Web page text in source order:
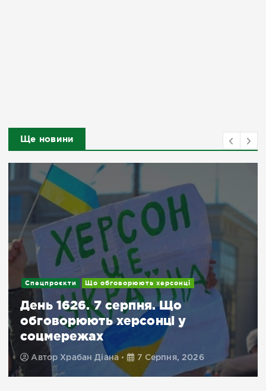
Ще новини
Спецпроєкти Що обговорюють херсонці
День 1626. 7 серпня. Що
обговорюють херсонці у
соцмережах
Автор Храбан Діана 7 Серпня, 2026